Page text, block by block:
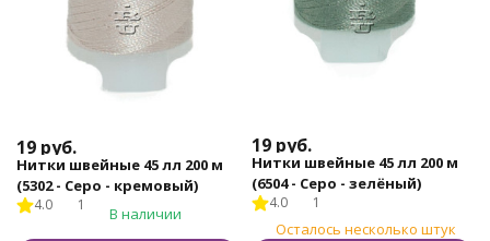
19 руб.
Нитки швейные 45 лл 200 м
(5302 - Серо - кремовый)
4.0 1 В наличии
19 руб.
Нитки швейные 45 лл 200 м
(6504 - Серо - зелёный)
4.0 1
Осталось несколько штук